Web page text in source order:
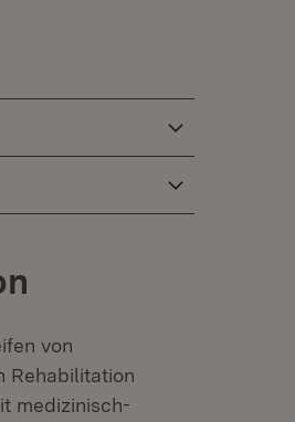
von
Rehabilitation
medizinisch-